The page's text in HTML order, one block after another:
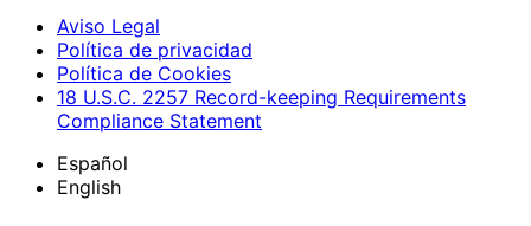
Aviso Legal
Política de privacidad
Política de Cookies
18 U.S.C. 2257 Record-keeping Requirements
Compliance Statement
Español
English